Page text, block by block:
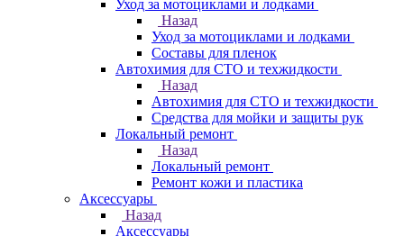
Уход за мотоциклами и лодками
Назад
Уход за мотоциклами и лодками
Составы для пленок
Автохимия для СТО и техжидкости
Назад
Автохимия для СТО и техжидкости
Средства для мойки и защиты рук
Локальный ремонт
Назад
Локальный ремонт
Ремонт кожи и пластика
Аксессуары
Назад
Аксессуары